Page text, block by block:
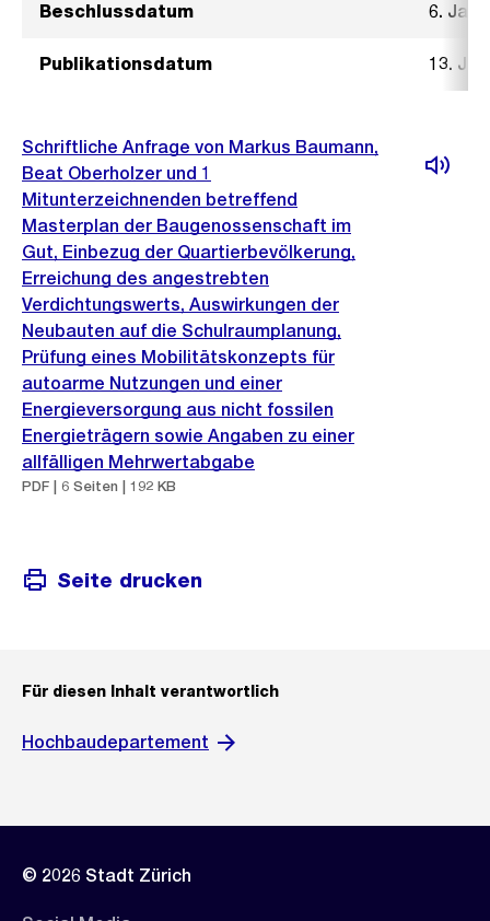
Beschlussdatum 6.
Publikationsdatum 13.
Schriftliche Anfrage von Markus Baumann,
Beat Oberholzer und 1
Mitunterzeichnenden betreffend
Masterplan der Baugenossenschaft im
Gut, Einbezug der Quartierbevölkerung,
Erreichung des angestrebten
Verdichtungswerts, Auswirkungen der
Neubauten auf die Schulraumplanung,
Prüfung eines Mobilitätskonzepts für
autoarme Nutzungen und einer
Energieversorgung aus nicht fossilen
Energieträgern sowie Angaben zu einer
allfälligen Mehrwertabgabe
PDF | 6 Seiten | 192 KB
Seite drucken
Für diesen Inhalt verantwortlich
Hochbaudepartement
© 2026 Stadt Zürich